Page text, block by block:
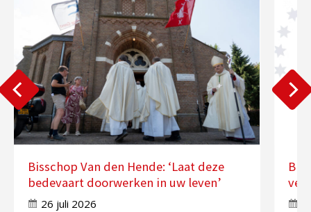
Bisschop Van den Hende: ‘Laat deze
bedevaart doorwerken in uw leven’
26 juli 2026